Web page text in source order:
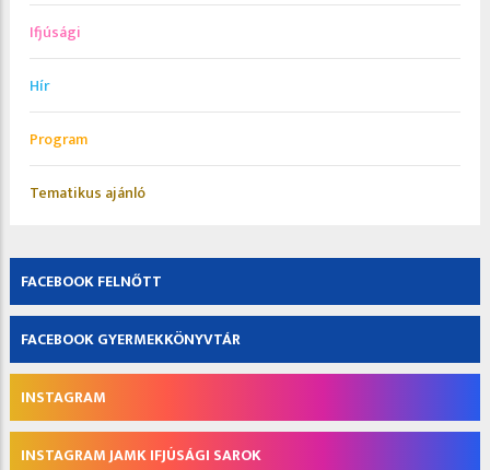
Ifjúsági
Hír
Program
Tematikus ajánló
FACEBOOK FELNŐTT
FACEBOOK GYERMEKKÖNYVTÁR
INSTAGRAM
INSTAGRAM JAMK IFJÚSÁGI SAROK